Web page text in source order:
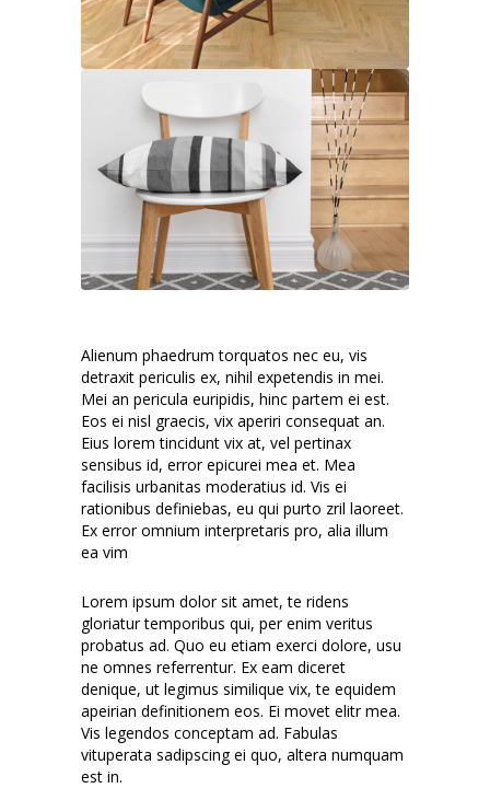
Alienum phaedrum torquatos nec eu, vis
detraxit periculis ex, nihil expetendis in mei.
Mei an pericula euripidis, hinc partem ei est.
Eos ei nisl graecis, vix aperiri consequat an.
Eius lorem tincidunt vix at, vel pertinax
sensibus id, error epicurei mea et. Mea
facilisis urbanitas moderatius id. Vis ei
rationibus definiebas, eu qui purto zril laoreet.
Ex error omnium interpretaris pro, alia illum
ea vim
Lorem ipsum dolor sit amet, te ridens
gloriatur temporibus qui, per enim veritus
probatus ad. Quo eu etiam exerci dolore, usu
ne omnes referrentur. Ex eam diceret
denique, ut legimus similique vix, te equidem
apeirian definitionem eos. Ei movet elitr mea.
Vis legendos conceptam ad. Fabulas
vituperata sadipscing ei quo, altera numquam
est in.